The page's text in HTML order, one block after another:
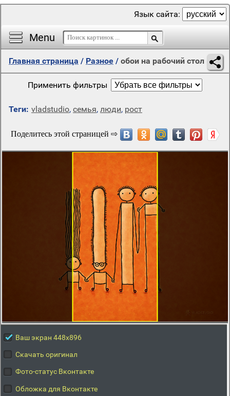
Menu
Язык сайта:
Главная страница / Разное / обои на рабочий стол
Применить фильтры
Теги: vladstudio, семья, люди, рост
Ваш экран 448x896
Скачать оригинал
Фото-статус Вконтакте
Обложка для Вконтакте